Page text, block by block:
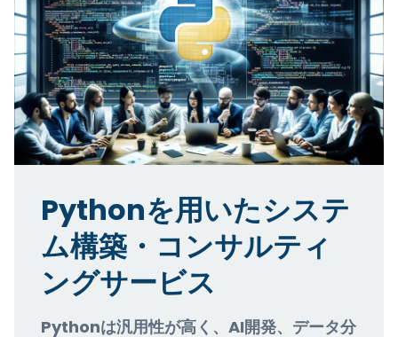
Pythonを用いたシステ
ム構築・コンサルティ
ングサービス
Pythonは汎用性が高く、AI開発、データ分